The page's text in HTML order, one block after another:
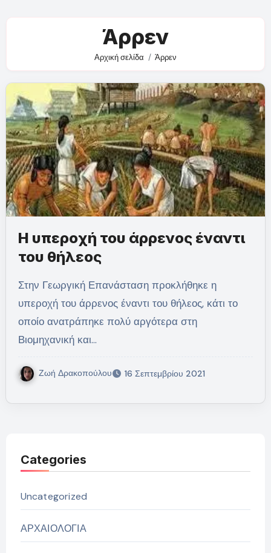
Άρρεν
Αρχική σελίδα Άρρεν
Η υπεροχή του άρρενος έναντι
του θήλεος
Στην Γεωργική Επανάσταση προκλήθηκε η
υπεροχή του άρρενος έναντι του θήλεος, κάτι το
οποίο ανατράπηκε πολύ αργότερα στη
Βιομηχανική και…
Ζωή Δρακοπούλου 16 Σεπτεμβρίου 2021
Categories
Uncategorized
ΑΡΧΑΙΟΛΟΓΙΑ